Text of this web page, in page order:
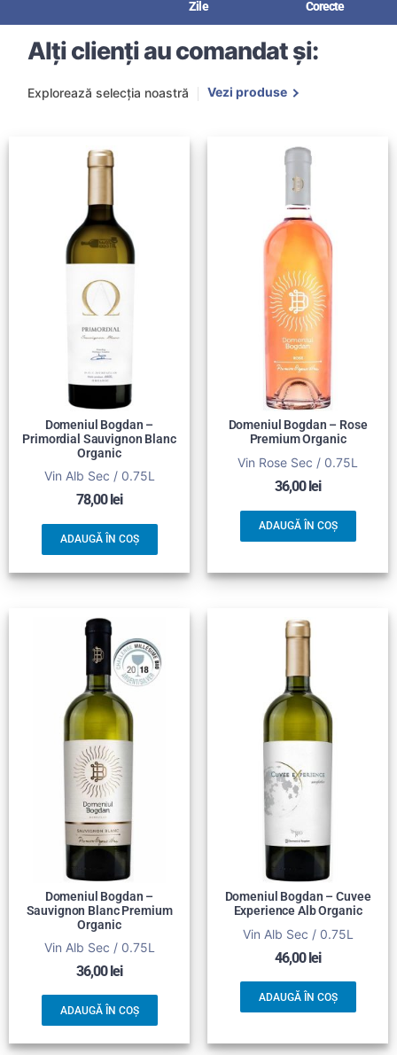
Zile Corecte
Alți clienți au comandat și:
Explorează selecția noastră Vezi produse
Domeniul Bogdan –
Primordial Sauvignon Blanc
Organic
Vin Alb Sec / 0.75L
78,00 lei
ADAUGĂ ÎN COȘ
Domeniul Bogdan – Rose
Premium Organic
Vin Rose Sec / 0.75L
36,00 lei
ADAUGĂ ÎN COȘ
Domeniul Bogdan –
Sauvignon Blanc Premium
Organic
Vin Alb Sec / 0.75L
36,00lei
ADAUGĂ ÎN COȘ
Domeniul Bogdan – Cuvee
Experience Alb Organic
Vin Alb Sec / 0.75L
46,00lei
ADAUGĂ ÎN COȘ